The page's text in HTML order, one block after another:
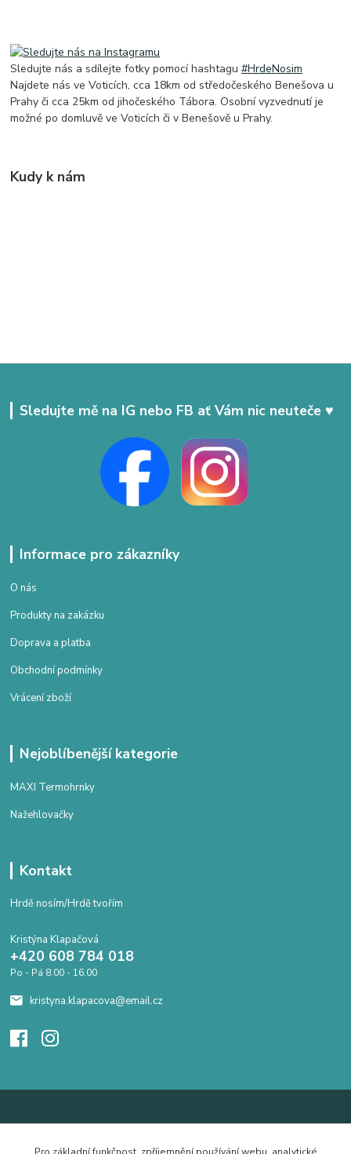
Sledujte nás a sdílejte fotky pomocí hashtagu#HrdeNosim
Najdete nás ve Voticích, cca 18km od středočeského Benešova u
Prahy či cca 25km od jihočeského Tábora. Osobní vyzvednutí je
možné po domluvě ve Voticích či v Benešově u Prahy.
Kudy k nám
Sledujte mě na IG nebo FB ať Vám nic neuteče ♥
Informace pro zákazníky
O nás
Produkty na zakázku
Doprava a platba
Obchodní podmínky
Vrácení zboží
Nejoblíbenější kategorie
MAXI Termohrnky
Nažehlovačky
Kontakt
Hrdě nosím/Hrdě tvořím
Kristýna Klapačová
+420 608 784 018
Po - Pá 8.00 - 16.00
kristyna.klapacova@email.cz
Pro základní funkčnost, zpříjemnění používání webu, analytické